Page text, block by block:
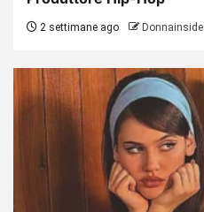
2 settimane ago Donnainside